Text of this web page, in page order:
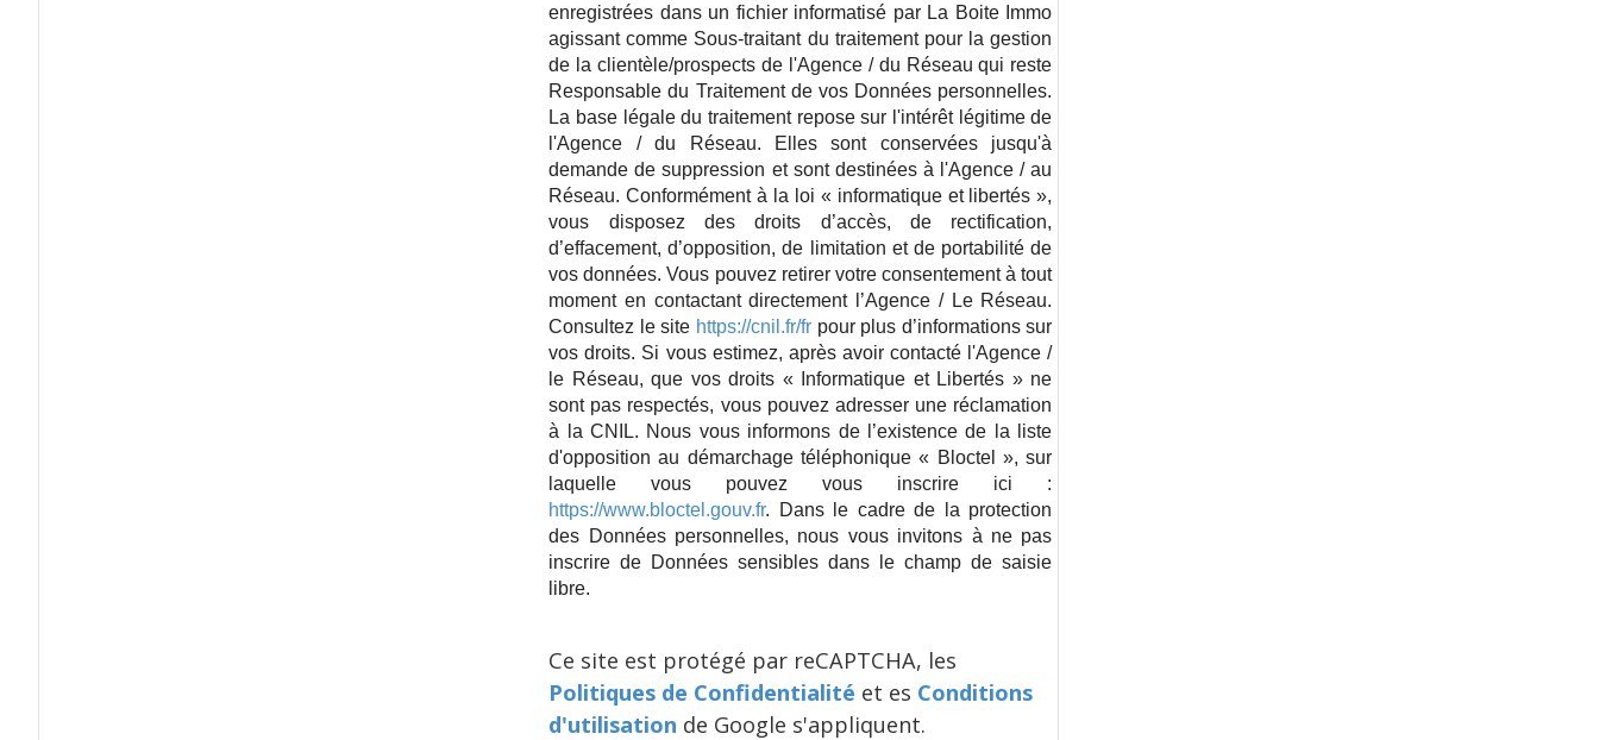
enregistrées dans un fichier informatisé par La Boite Immo
agissant comme Sous-traitant du traitement pour la gestion
de la clientèle/prospects de l'Agence / du Réseau qui reste
Responsable du Traitement de vos Données personnelles.
La base légale du traitement repose sur l'intérêt légitime de
l'Agence / du Réseau. Elles sont conservées jusqu'à
demande de suppression et sont destinées à l'Agence / au
Réseau. Conformément à la loi « informatique et libertés »,
vous disposez des droits d’accès, de rectification,
d’effacement, d’opposition, de limitation et de portabilité de
vos données. Vous pouvez retirer votre consentement à tout
moment en contactant directement l’Agence / Le Réseau.
Consultez le site https://cnil.fr/frpour plus d’informations sur
vos droits. Si vous estimez, après avoir contacté l'Agence /
le Réseau, que vos droits « Informatique et Libertés » ne
sont pas respectés, vous pouvez adresser une réclamation
à la CNIL. Nous vous informons de l’existence de la liste
d'opposition au démarchage téléphonique « Bloctel », sur
laquelle vous pouvez vous inscrire ici :
https://www.bloctel.gouv.fr. Dans le cadre de la protection
des Données personnelles, nous vous invitons à ne pas
inscrire de Données sensibles dans le champ de saisie
libre.
Ce site est protégé par reCAPTCHA, les
Politiques de Confidentialité et es Conditions
d'utilisation de Google s'appliquent.